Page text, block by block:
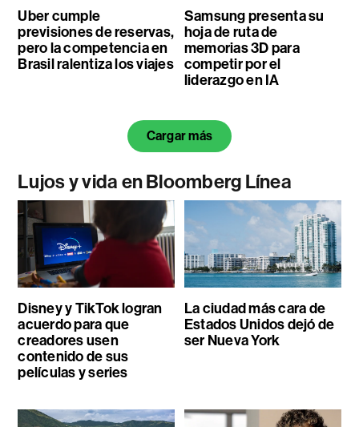
Uber cumple
previsiones de reservas,
pero la competencia en
Brasil ralentiza los viajes
Samsung presenta su
hoja de ruta de
memorias 3D para
competir por el
liderazgo en IA
Cargar más
Lujos y vida en Bloomberg Línea
Disney y TikTok logran
acuerdo para que
creadores usen
contenido de sus
películas y series
La ciudad más cara de
Estados Unidos dejó de
ser Nueva York